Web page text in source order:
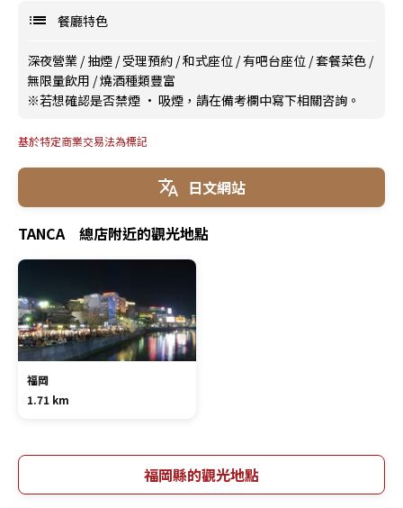
餐廳特色
深夜營業 /抽煙 /受理預約 /和式座位 /有吧台座位 /套餐菜色 /
無限量飲用 /燒酒種類豐富
※若想確認是否禁煙 · 吸煙，請在備考欄中寫下相關咨詢。
基於特定商業交易法為標記
日文網站
TANCA 總店附近的觀光地點
福岡
1.71 km
福岡縣的觀光地點